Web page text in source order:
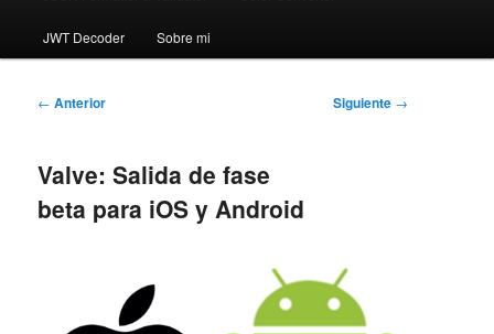
JWT Decoder Sobre mi
Navegación
← Anterior Siguiente →
Valve: Salida de fase
beta para iOS y Android